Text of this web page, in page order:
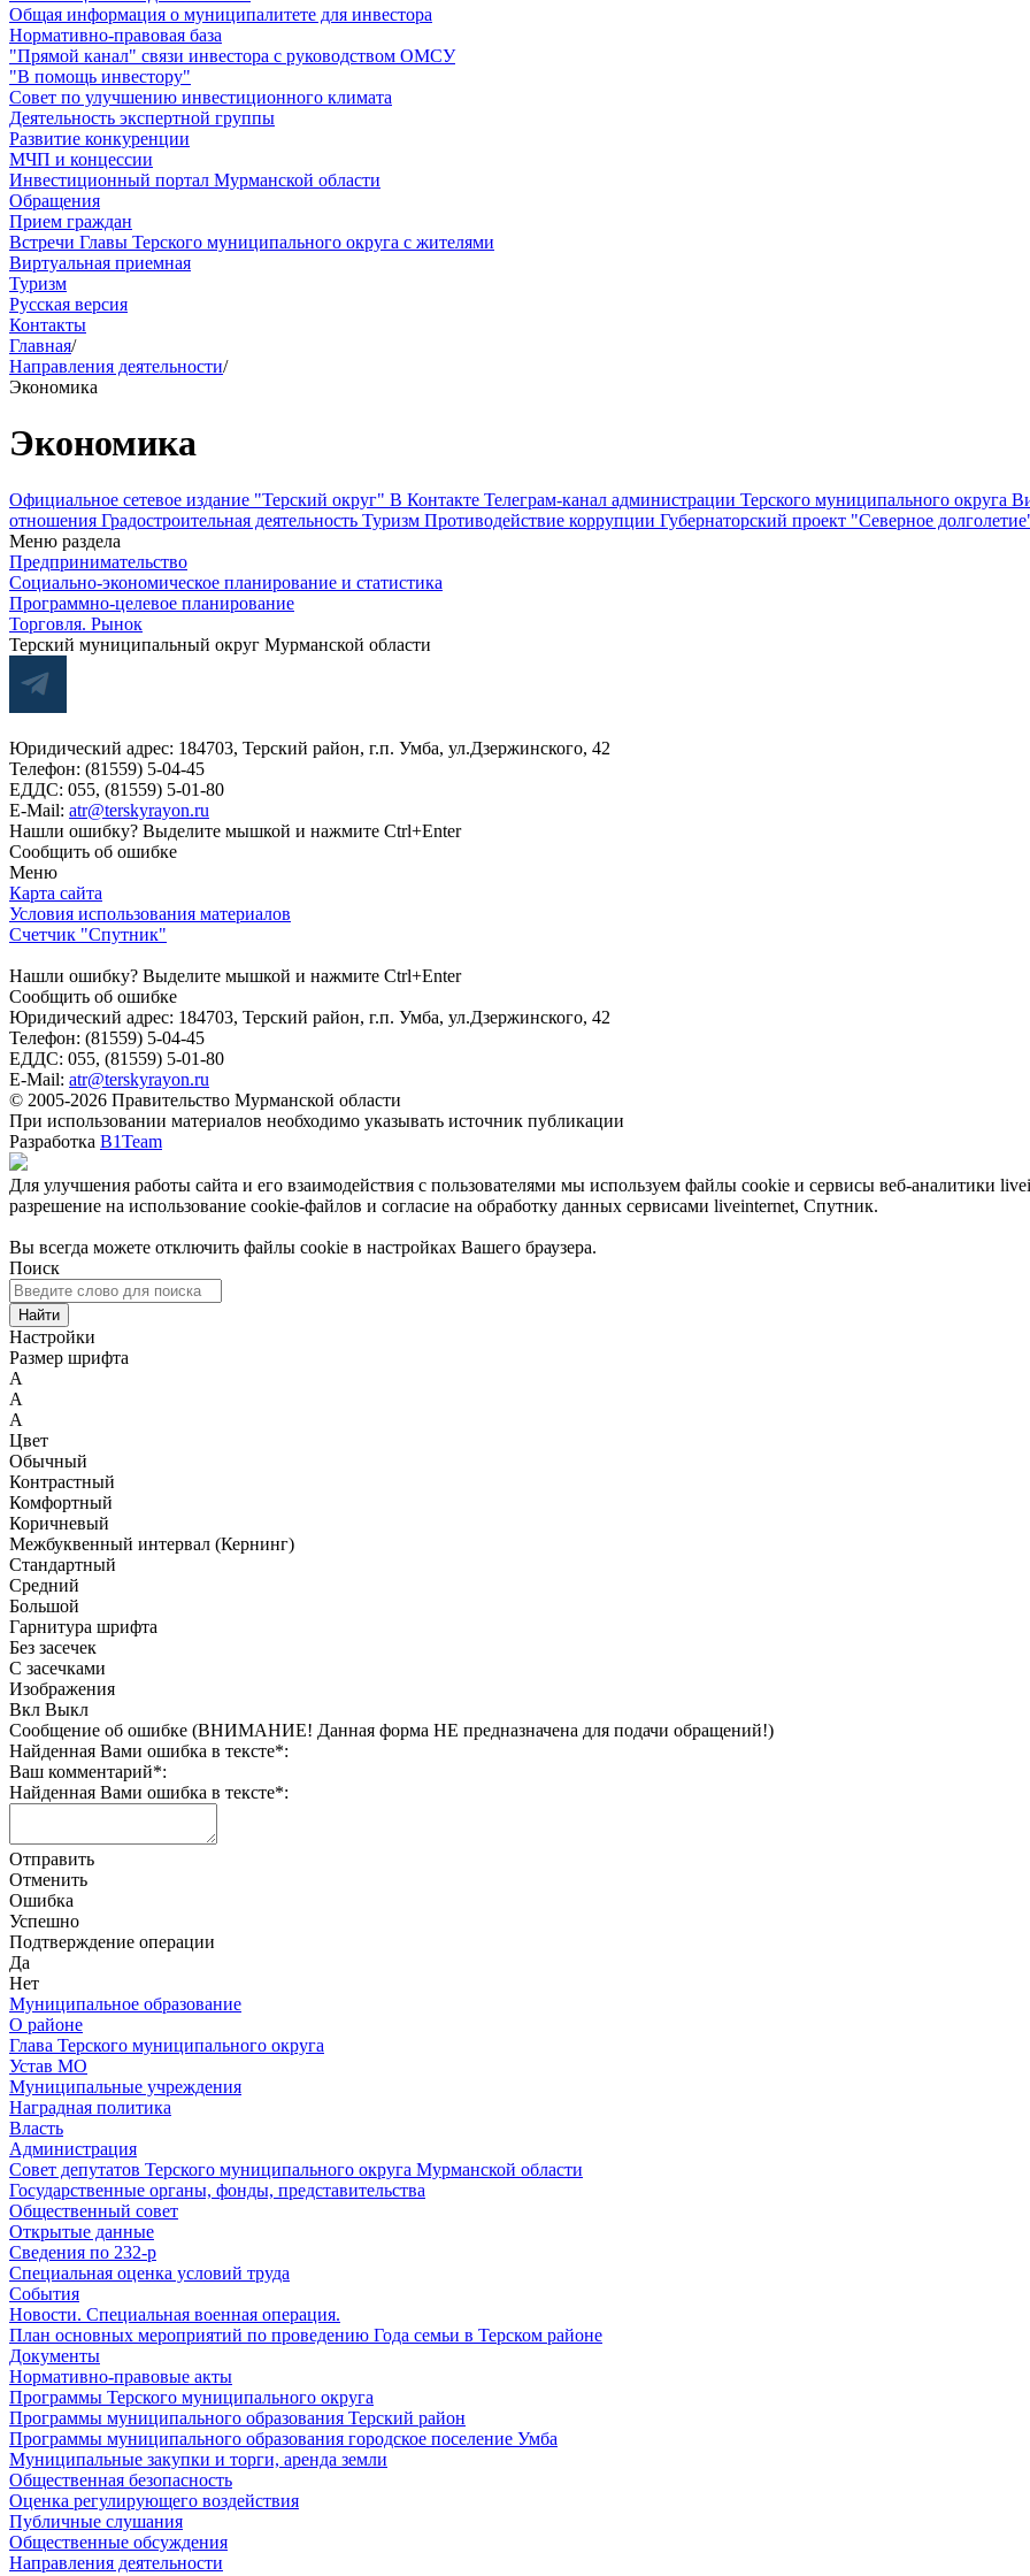
Общая информация о муниципалитете для инвестора
Нормативно-правовая база
"Прямой канал" связи инвестора с руководством ОМСУ
"В помощь инвестору"
Совет по улучшению инвестиционного климата
Деятельность экспертной группы
Развитие конкуренции
МЧП и концессии
Инвестиционный портал Мурманской области
Обращения
Прием граждан
Встречи Главы Терского муниципального округа с жителями
Виртуальная приемная
Туризм
Русская версия
Контакты
Главная/
Направления деятельности/
Экономика
Экономика
Официальное сетевое издание "Терский округ" В Контакте Телеграм-канал администрации Терского муниципального округа
отношения Градостроительная деятельность Туризм Противодействие коррупции Губернаторский проект "Северное
Меню раздела
Предпринимательство
Социально-экономическое планирование и статистика
Программно-целевое планирование
Торговля. Рынок
Терский муниципальный округ Мурманской области
Юридический адрес: 184703, Терский район, г.п. Умба, ул.Дзержинского, 42
Телефон: (81559) 5-04-45
ЕДДС: 055, (81559) 5-01-80
E-Mail: atr@terskyrayon.ru
Нашли ошибку? Выделите мышкой и нажмите Ctrl+Enter
Сообщить об ошибке
Меню
Карта сайта
Условия использования материалов
Счетчик "Спутник"
Нашли ошибку? Выделите мышкой и нажмите Ctrl+Enter
Сообщить об ошибке
Юридический адрес: 184703, Терский район, г.п. Умба, ул.Дзержинского, 42
Телефон: (81559) 5-04-45
ЕДДС: 055, (81559) 5-01-80
E-Mail: atr@terskyrayon.ru
© 2005-2026 Правительство Мурманской области
При использовании материалов необходимо указывать источник публикации
Разработка B1Team
Для улучшения работы сайта и его взаимодействия с пользователями мы используем файлы cookie и сервисы веб-аналитики
разрешение на использование cookie-файлов и согласие на обработку данных сервисами liveinternet, Спутник.
Вы всегда можете отключить файлы cookie в настройках Вашего браузера.
Поиск
Найти
Настройки
Размер шрифта
A
A
A
Цвет
Обычный
Контрастный
Комфортный
Коричневый
Межбуквенный интервал (Кернинг)
Стандартный
Средний
Большой
Гарнитура шрифта
Без засечек
С засечками
Изображения
Вкл Выкл
Сообщение об ошибке (ВНИМАНИЕ! Данная форма НЕ предназначена для подачи обращений!)
Найденная Вами ошибка в тексте*:
Ваш комментарий*:
Найденная Вами ошибка в тексте*:
Отправить
Отменить
Ошибка
Успешно
Подтверждение операции
Да
Нет
Муниципальное образование
О районе
Глава Терского муниципального округа
Устав МО
Муниципальные учреждения
Наградная политика
Власть
Администрация
Совет депутатов Терского муниципального округа Мурманской области
Государственные органы, фонды, представительства
Общественный совет
Открытые данные
Сведения по 232-р
Специальная оценка условий труда
События
Новости. Специальная военная операция.
План основных мероприятий по проведению Года семьи в Терском районе
Документы
Нормативно-правовые акты
Программы Терского муниципального округа
Программы муниципального образования Терский район
Программы муниципального образования городское поселение Умба
Муниципальные закупки и торги, аренда земли
Общественная безопасность
Оценка регулирующего воздействия
Публичные слушания
Общественные обсуждения
Направления деятельности